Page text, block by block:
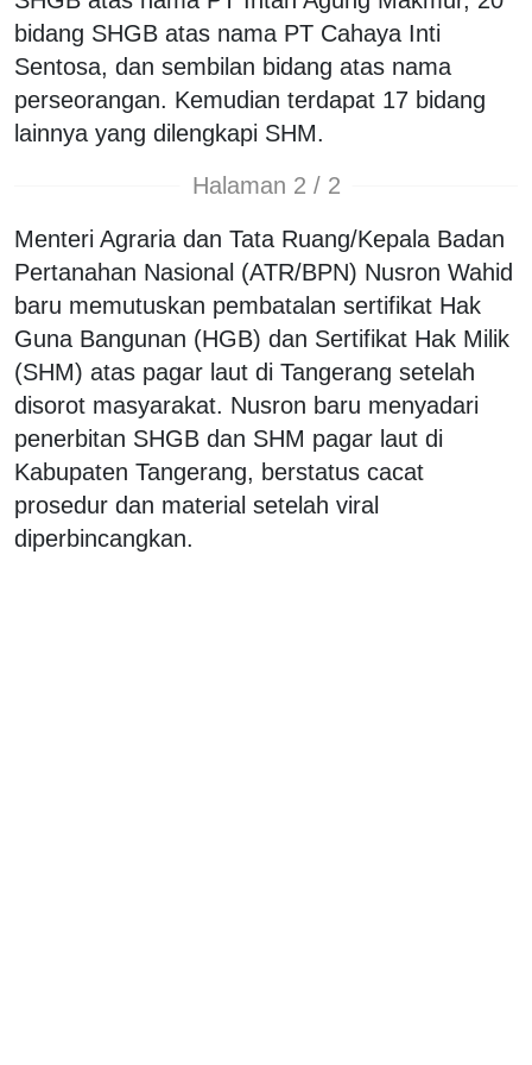
bidang SHGB atas nama PT Cahaya Inti
Sentosa, dan sembilan bidang atas nama
perseorangan. Kemudian terdapat 17 bidang
lainnya yang dilengkapi SHM.
Halaman 2 / 2
Menteri Agraria dan Tata Ruang/Kepala Badan
Pertanahan Nasional (ATR/BPN) Nusron Wahid
baru memutuskan pembatalan sertifikat Hak
Guna Bangunan (HGB) dan Sertifikat Hak Milik
(SHM) atas pagar laut di Tangerang setelah
disorot masyarakat. Nusron baru menyadari
penerbitan SHGB dan SHM pagar laut di
Kabupaten Tangerang, berstatus cacat
prosedur dan material setelah viral
diperbincangkan.